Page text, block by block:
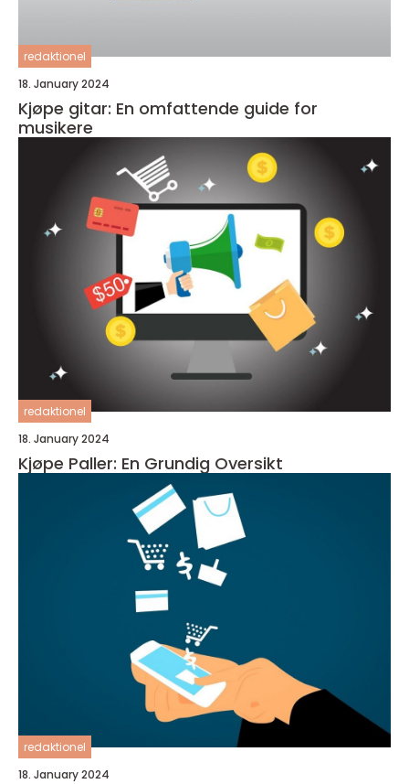
redaktionel
18. January 2024
Kjøpe gitar: En omfattende guide for
musikere
redaktionel
18. January 2024
Kjøpe Paller: En Grundig Oversikt
redaktionel
18. January 2024